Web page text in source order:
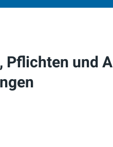
Pflichten und